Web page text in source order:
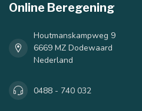
Online Beregening
Houtmanskampweg 9
6669 MZ Dodewaard
Nederland
0488 - 740 032